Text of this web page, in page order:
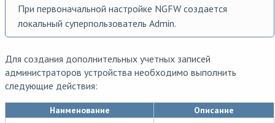
При первоначальной настройке NGFW создается
локальный суперпользователь Admin.
Для создания дополнительных учетных записей
администраторов устройства необходимо выполнить
следующие действия:
Наименование Описание